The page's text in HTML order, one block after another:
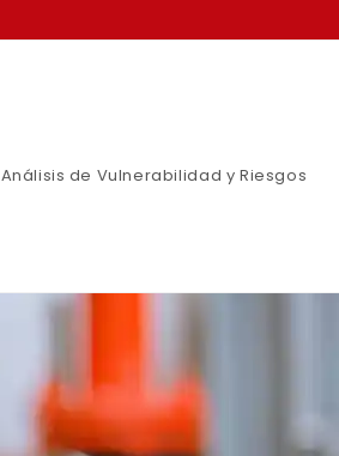
Análisis de Vulnerabilidad y Riesgos